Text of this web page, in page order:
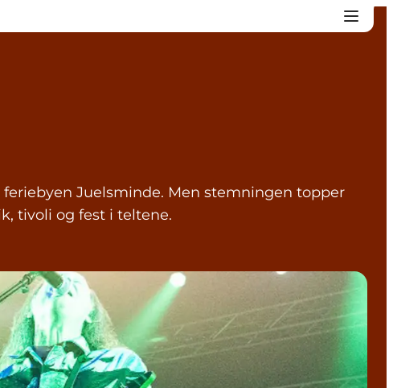
Juelsminde. Men stemningen topper
tivoli og fest i teltene.